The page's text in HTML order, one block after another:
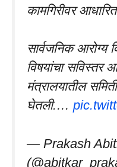
कामगिरीवर
सार्वजनिक आरोग्य
विषयांचा सविस्तर
मंत्रालयातील
घेतली.…
— Prakash